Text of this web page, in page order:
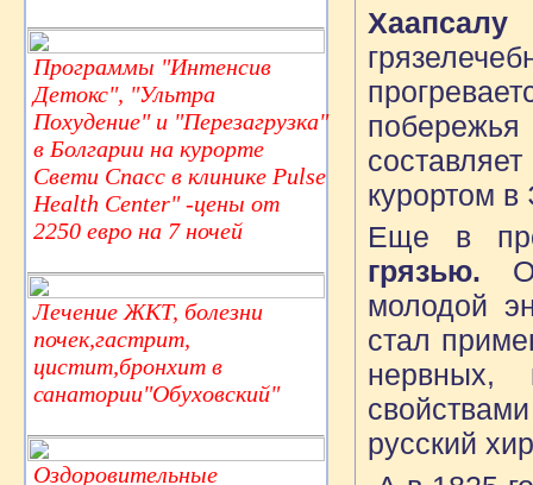
Программы "Интенсив
Детокс", "Ультра
Похудение" и "Перезагрузка"
в Болгарии на курорте
Свети Спасс в клинике Pulse
Health Center" -цены от
2250 евро на 7 ночей
Лечение ЖКТ, болезни
почек,гастрит,
цистит,бронхит в
санатории"Обуховский"
Оздоровительные
побережья
курортом в
Еще в
грязью.
молодой
стал
нервных,
русский